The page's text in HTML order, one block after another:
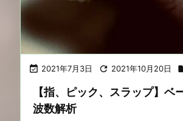
 2021年7月3日  2021年10月20日
【指、ピック、スラップ】ベ
波数解析